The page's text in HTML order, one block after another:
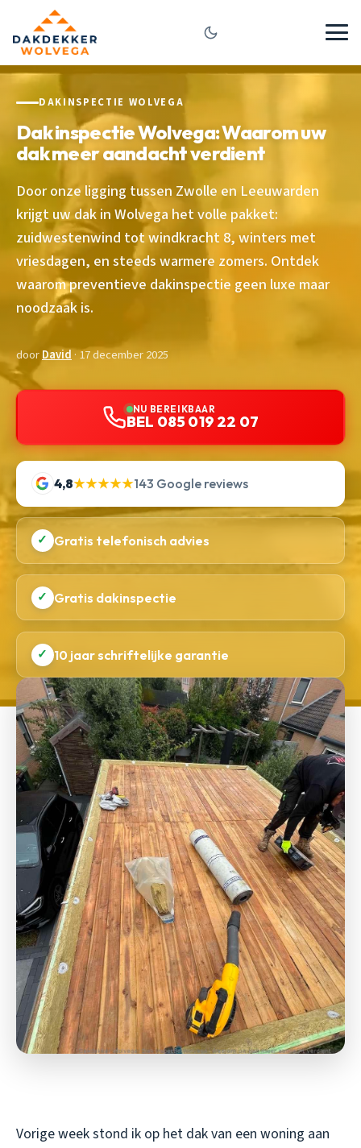
DAKINSPECTIE WOLVEGA
Dak inspectie Wolvega: Waarom uw
dak meer aandacht verdient
Door onze ligging tussen Zwolle en Leeuwarden
krijgt uw dak in Wolvega het volle pakket:
zuidwestenwind tot windkracht 8, winters met
vriesdagen, en steeds warmere zomers. Ontdek
waarom preventieve dakinspectie geen luxe maar
noodzaak is.
doorDavid· 17 december 2025
NU BEREIKBAAR
BEL 085 019 22 07
4,8★★★★★143 Google reviews
✓ Gratis telefonisch advies
✓ Gratis dakinspectie
✓ 10 jaar schriftelijke garantie
Vorige week stond ik op het dak van een woning aan